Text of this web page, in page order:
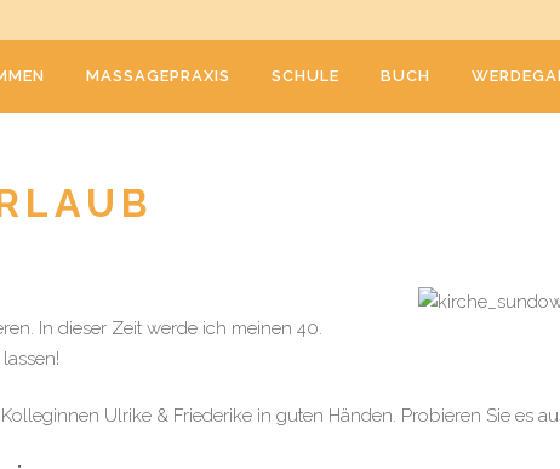
MASSAGEPRAXIS SCHULE BUCH
In dieser Zeit werde ich meinen 40.
Ulrike & Friederike in guten Händen. Probieren Sie es